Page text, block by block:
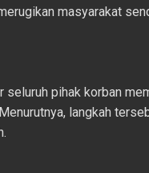
masyarakat
seluruh pihak korban
langkah